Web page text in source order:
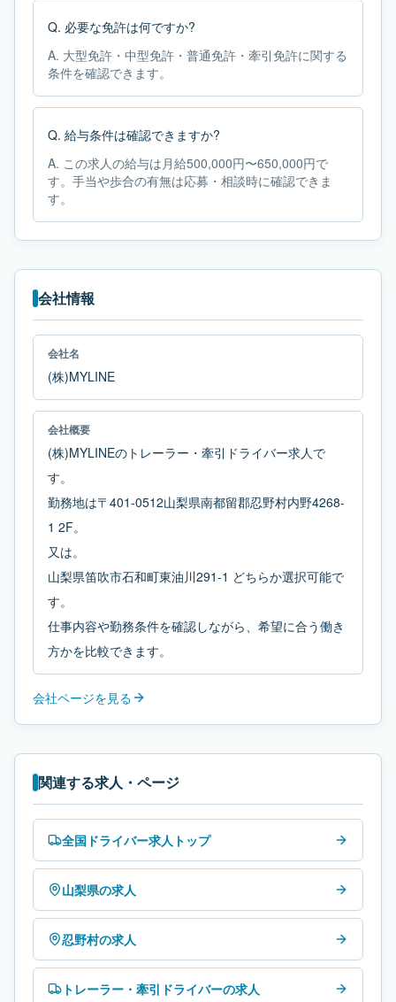
Q. 必要な免許は何ですか?
A. 大型免許・中型免許・普通免許・牽引免許に関する
条件を確認できます。
Q. 給与条件は確認できますか?
A. この求人の給与は月給500,000円〜650,000円で
す。手当や歩合の有無は応募・相談時に確認できま
す。
会社情報
会社名
(株)MYLINE
会社概要
(株)MYLINEのトレーラー・牽引ドライバー求人で
す。
勤務地は〒401-0512山梨県南都留郡忍野村内野4268-
1 2F。
又は。
山梨県笛吹市石和町東油川291-1 どちらか選択可能で
す。
仕事内容や勤務条件を確認しながら、希望に合う働き
方かを比較できます。
会社ページを見る
関連する求人・ページ
全国ドライバー求人トップ
山梨県の求人
忍野村の求人
トレーラー・牽引ドライバーの求人